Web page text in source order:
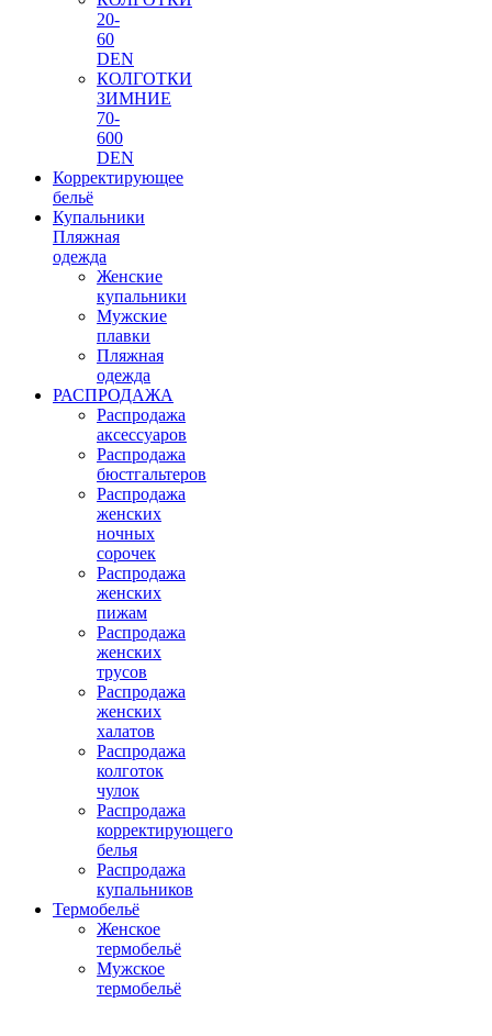
20-
60
DEN
КОЛГОТКИ
ЗИМНИЕ
70-
600
DEN
Корректирующее
бельё
Купальники
Пляжная
одежда
Женские
купальники
Мужские
плавки
Пляжная
одежда
РАСПРОДАЖА
Распродажа
аксессуаров
Распродажа
бюстгальтеров
Распродажа
женских
ночных
сорочек
Распродажа
женских
пижам
Распродажа
женских
трусов
Распродажа
женских
халатов
Распродажа
колготок
чулок
Распродажа
корректирующего
белья
Распродажа
купальников
Термобельё
Женское
термобельё
Мужское
термобельё